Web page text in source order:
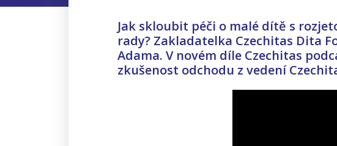
Jak skloubit péči o malé dítě s
rady? Zakladatelka Czechitas Dita
Adama. V novém díle Czechitas
zkušenost odchodu z vedení